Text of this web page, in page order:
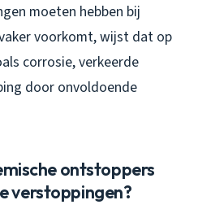
moeten hebben bij
voorkomt, wijst dat op
corrosie, verkeerde
door onvoldoende
ontstoppers
verstoppingen?